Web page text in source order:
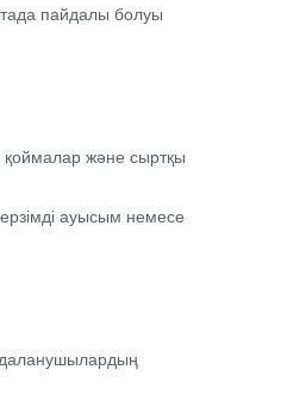
пайдалы болуы
және сыртқы
ауысым немесе